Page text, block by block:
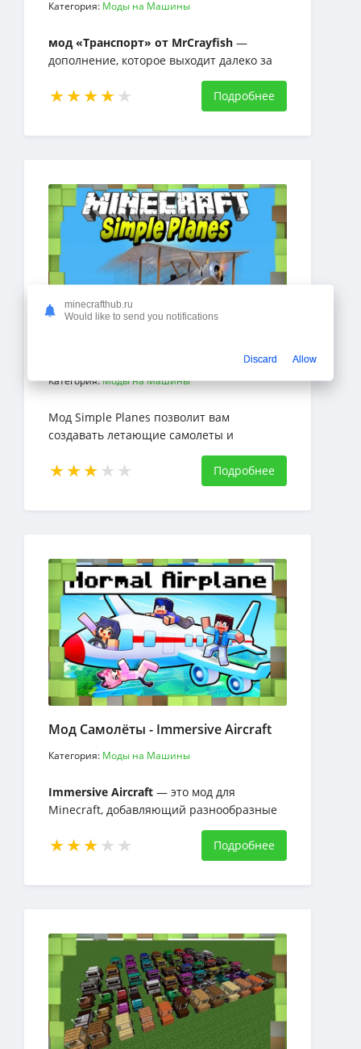
Категория: Моды на Машины
мод «Транспорт» от MrCrayfish —
дополнение, которое выходит далеко за
транспорта. Этот мод позволяет вам
создавать разнообразные транспортные
Подробнее
Категория:Моды на Машины
Мод Simple Planes позволит вам
создавать летающие самолеты и
вертолеты в игре Майнкрафт с
возможностью их модификацииПодробнее
Мод Самолёты - Immersive Aircraft
Категория: Моды на Машины
Immersive Aircraft — это мод для
Minecraft, добавляющий разнообразные
самолеты в деревенском стиле для
путешествий
Подробнее
minecrafthub.ru
Would like to send you notifications
Discard Allow